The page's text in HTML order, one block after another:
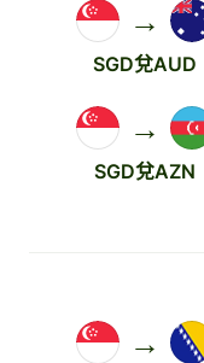
→
SGD兌AUD
→
SGD兌AZN
→